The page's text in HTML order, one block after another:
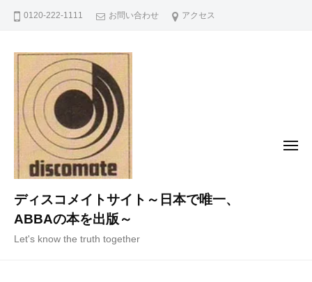
0120-222-1111 お問い合わせ アクセス
ディスコメイトサイト～日本で唯一、
ABBAの本を出版～
Let's know the truth together
メ